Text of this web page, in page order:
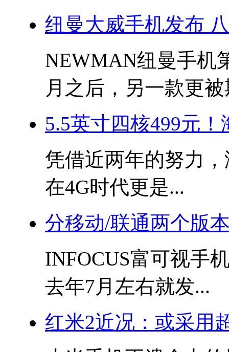
纽曼大威手机发布
NEWMAN纽曼手机
月之后，另一款更被
5.5英寸四核499元
凭借近两年的努力
在4G时代更是...
分移动/联通两个版
INFOCUS富可视手
去年7月左右就发...
红米2近况：或采用